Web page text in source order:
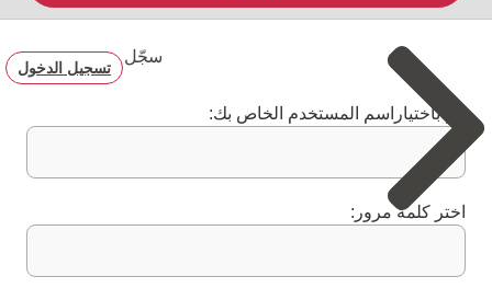
سجّل
تسجيل الدخول
قم باختياراسم المستخدم الخاص بك:
اختر كلمة مرور: